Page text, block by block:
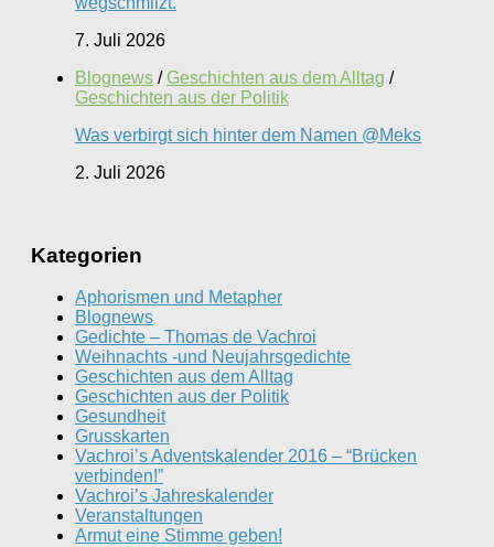
7. Juli 2026
Blognews / Geschichten aus dem Alltag /
Geschichten aus der Politik
Was verbirgt sich hinter dem Namen @Meks
2. Juli 2026
Kategorien
Aphorismen und Metapher
Blognews
Gedichte – Thomas de Vachroi
Weihnachts -und Neujahrsgedichte
Geschichten aus dem Alltag
Geschichten aus der Politik
Gesundheit
Grusskarten
Vachroi’s Adventskalender 2016 – “Brücken
verbinden!”
Vachroi’s Jahreskalender
Veranstaltungen
Armut eine Stimme geben!